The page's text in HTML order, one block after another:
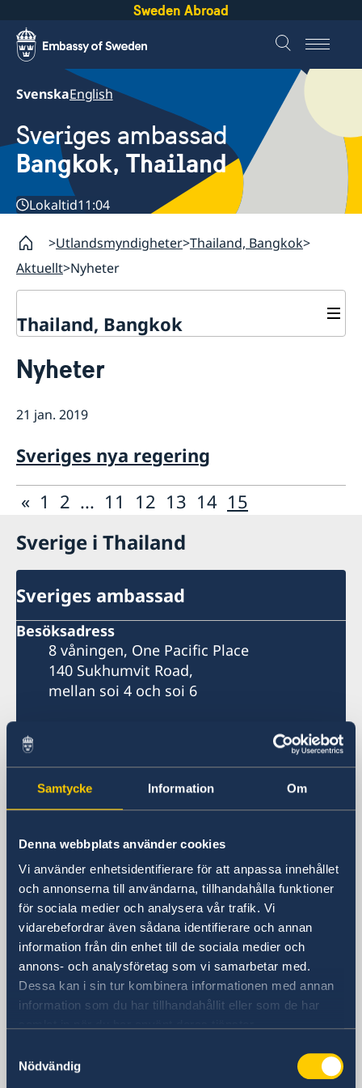
Samtycke Information Om
Denna webbplats använder cookies
Vi använder enhetsidentifierare för att anpassa innehållet
och annonserna till användarna, tillhandahålla funktioner
för sociala medier och analysera vår trafik. Vi
vidarebefordrar även sådana identifierare och annan
information från din enhet till de sociala medier och
annons- och analysföretag som vi samarbetar med.
Dessa kan i sin tur kombinera informationen med annan
information som du har tillhandahållit eller som de har
Nödvändig
Sweden Abroad
SvenskaEnglish
Sveriges ambassad
Bangkok, Thailand
Lokaltid11:04
Utlandsmyndigheter Thailand, Bangkok
Aktuellt Nyheter
Thailand, Bangkok
Om oss
Netikett
Vi är en resurs för svenska företag
Så kan du få stöd
Anmäl handelshinder
Aktuellt
Nyheter
Lediga tjänster
Nyheter
21 jan. 2019
Sveriges nya regering
« 1 2 ... 11 12 13 14 15
Sverige i Thailand
Sveriges ambassad
Besöksadress
8 våningen, One Pacific Place
140 Sukhumvit Road,
mellan soi 4 och soi 6
Ambassaden ligger bredvid Landmark
Skytrainstation: Nana
Postadress
Embassy of Sweden
Nana Post Office
Bangkok 10110
Thailand
Telefonnummer
Telefontid: måndag, tisdag, torsdag kl.
08.30-10.00, 14.00-16.00. Telefontid:
onsdag kl. 10.30-12.00, 14.00-16.00.
Telefontid: fredag kl. 08.30-10.00
+66 2 263 72 00
Fax
E-postadress